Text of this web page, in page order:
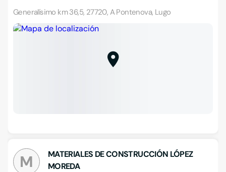
Generalísimo km 36,5, 27720, A Pontenova, Lugo
M
MATERIALES DE CONSTRUCCIÓN LÓPEZ
MOREDA